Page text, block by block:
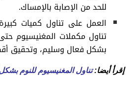
للحد من الإصابة بالإمساك.
العمل على تناول كميات
تناول مكملات المغنيسيوم
بشكل فعال وسليم، وتحقيق
إقرأ أيضا:تناول المغنيسيوم للنوم